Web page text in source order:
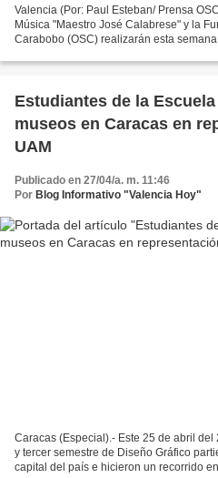
Valencia (Por: Paul Esteban/ Prensa
Música "Maestro José Calabrese" y la
Carabobo (OSC) realizarán esta
Estudiantes de la
museos en Caracas en
UAM
Publicado en 27/04/a. m. 11:46
Por Blog Informativo "Valencia Hoy"
Caracas (Especial).- Este 25 de abril
y tercer semestre de Diseño Gráfico
capital del país e hicieron un recorrido